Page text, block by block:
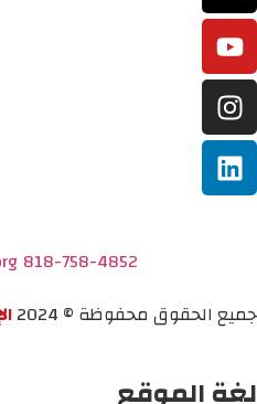
818-758-4852
جميع الحقوق محفوظة © 2024